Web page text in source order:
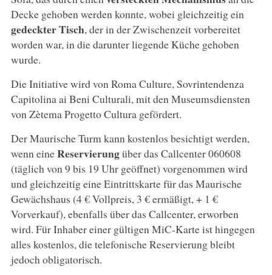
Decke gehoben werden konnte, wobei gleichzeitig ein
gedeckter Tisch, der in der Zwischenzeit vorbereitet
worden war, in die darunter liegende Küche gehoben
wurde.
Die Initiative wird von Roma Culture, Sovrintendenza
Capitolina ai Beni Culturali, mit den Museumsdiensten
von Zètema Progetto Cultura gefördert.
Der Maurische Turm kann kostenlos besichtigt werden,
wenn eineReservierungüber das Callcenter 060608
(täglich von 9 bis 19 Uhr geöffnet) vorgenommen wird
und gleichzeitig eine Eintrittskarte für das Maurische
Gewächshaus (4 € Vollpreis, 3 € ermäßigt, + 1 €
Vorverkauf), ebenfalls über das Callcenter, erworben
wird. Für Inhaber einer gültigen MiC-Karte ist hingegen
alles kostenlos, die telefonische Reservierung bleibt
jedoch obligatorisch.